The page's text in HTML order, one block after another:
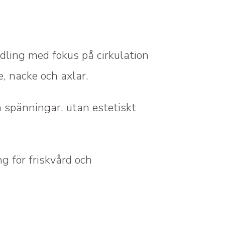
med fokus på cirkulation
nacke och axlar.
utan estetiskt
för friskvård och